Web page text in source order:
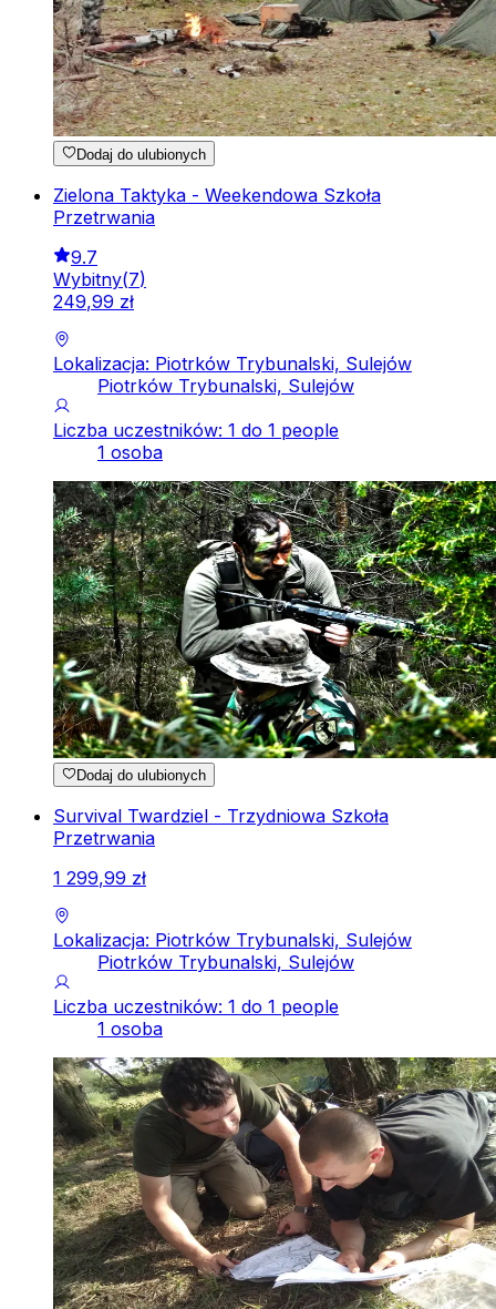
Dodaj do ulubionych
Zielona Taktyka - Weekendowa Szkoła
Przetrwania
9.7
Wybitny(7)
249,99 zł
Lokalizacja: Piotrków Trybunalski, Sulejów
Piotrków Trybunalski, Sulejów
Liczba uczestników: 1 do 1 people
1 osoba
Dodaj do ulubionych
Survival Twardziel - Trzydniowa Szkoła
Przetrwania
1 299,99 zł
Lokalizacja: Piotrków Trybunalski, Sulejów
Piotrków Trybunalski, Sulejów
Liczba uczestników: 1 do 1 people
1 osoba